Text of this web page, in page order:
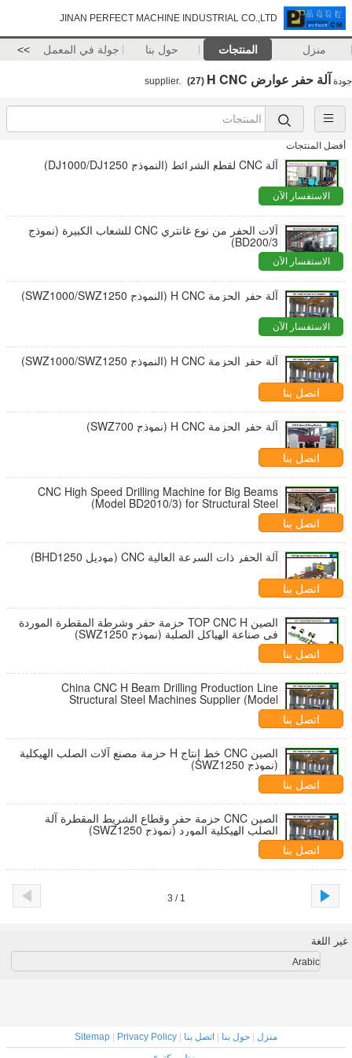
JINAN PERFECT MACHINE INDUSTRIAL CO.,LTD
منزل المنتجات حول بنا جولة في المعمل >>
جودة آلة حفر عوارض H CNC (27)
أفضل المنتجات
آلة CNC لقطع الشرائط (النموذج DJ1000/DJ1250)
الاستفسار الآن
آلات الحفر من نوع غانتري CNC للشعاب الكبيرة (نموذج
BD200/3)
الاستفسار الآن
آلة حفر الحزمة H CNC (النموذج SWZ1000/SWZ1250)
الاستفسار الآن
آلة حفر الحزمة H CNC (النموذج SWZ1000/SWZ1250)
اتصل بنا
آلة حفر الحزمة H CNC (نموذج SWZ700)
اتصل بنا
CNC High Speed Drilling Machine for Big Beams
(Model BD2010/3) for Structural Steel
اتصل بنا
آلة الحفر ذات السرعة العالية CNC (موديل BHD1250)
اتصل بنا
الصين TOP CNC H حزمة حفر وشرطة المقطرة الموردة
في صناعة الهياكل الصلبة (نموذج SWZ1250)
اتصل بنا
China CNC H Beam Drilling Production Line
Structural Steel Machines Supplier (Model
SWZ1250)
اتصل بنا
الصين CNC خط إنتاج H حزمة مصنع آلات الصلب الهيكلية
(نموذج SWZ1250)
اتصل بنا
الصين CNC حزمة حفر وقطاع الشريط المقطرة آلة
الصلب الهيكلية المورد (نموذج SWZ1250)
اتصل بنا
1 / 3
غير اللغة
Arabic
منزل حول بنا اتصل بنا Sitemap
Privacy Policy